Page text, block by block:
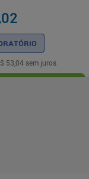
53,04 sem juros